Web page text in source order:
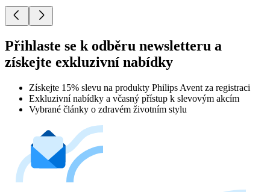
Přihlaste se k odběru newsletteru a
získejte exkluzivní nabídky
Získejte 15% slevu na produkty Philips Avent za registraci
Exkluzivní nabídky a včasný přístup k slevovým akcím
Vybrané články o zdravém životním stylu